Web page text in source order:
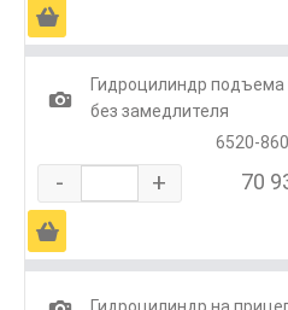
Ä
1
Гидроцилиндр подъема
без замедлителя
6520-
- + 70
Ä